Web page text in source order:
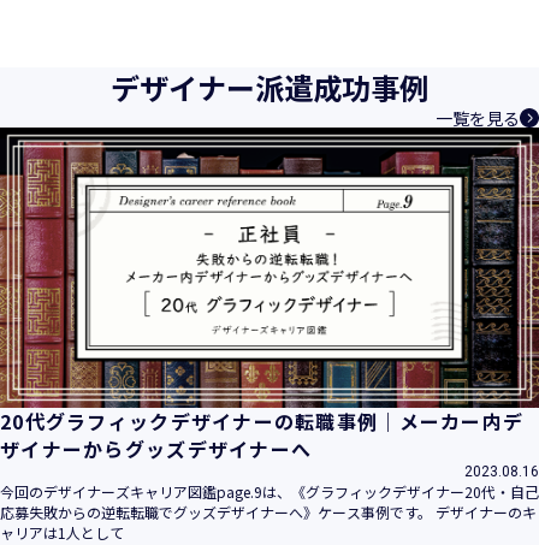
デザイナー派遣成功事例
一覧を見る
20代グラフィックデザイナーの転職事例｜メーカー内デ
ザイナーからグッズデザイナーへ
2023.08.16
今回のデザイナーズキャリア図鑑page.9は、《グラフィックデザイナー20代・自己
応募失敗からの逆転転職でグッズデザイナーへ》ケース事例です。 デザイナーのキ
ャリアは1人として